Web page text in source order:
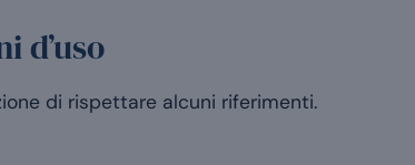
d’uso
di rispettare alcuni riferimenti.